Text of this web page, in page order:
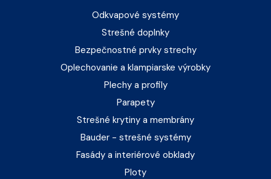
Odkvapové systémy
Strešné doplnky
Bezpečnostné prvky strechy
Oplechovanie a klampiarske výrobky
Plechy a profily
Parapety
Strešné krytiny a membrány
Bauder - strešné systémy
Fasády a interiérové obklady
Ploty